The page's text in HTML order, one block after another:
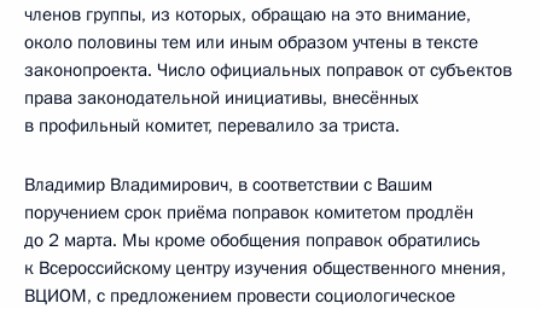
членов группы, из которых, обращаю на это внимание,
около половины тем или иным образом учтены в тексте
законопроекта. Число официальных поправок от субъектов
права законодательной инициативы, внесённых
в профильный комитет, перевалило за триста.
Владимир Владимирович, в соответствии с Вашим
поручением срок приёма поправок комитетом продлён
до 2 марта. Мы кроме обобщения поправок обратились
к Всероссийскому центру изучения общественного мнения,
ВЦИОМ, с предложением провести социологическое